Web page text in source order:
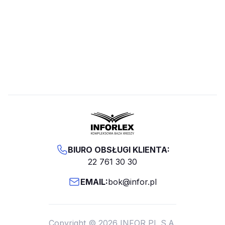
BIURO OBSŁUGI KLIENTA:
22 761 30 30
EMAIL:bok@infor.pl
Copyright © 2026 INFOR PL S.A.